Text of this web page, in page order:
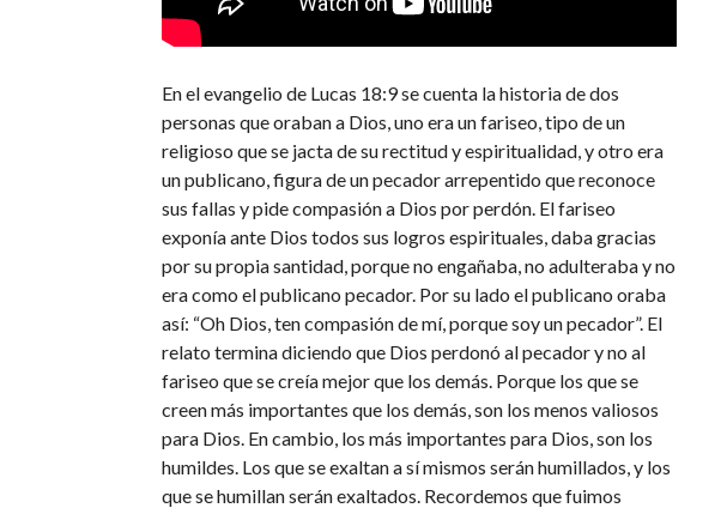
En el evangelio de Lucas 18:9 se cuenta la historia de dos
personas que oraban a Dios, uno era un fariseo, tipo de un
religioso que se jacta de su rectitud y espiritualidad, y otro era
un publicano, figura de un pecador arrepentido que reconoce
sus fallas y pide compasión a Dios por perdón. El fariseo
exponía ante Dios todos sus logros espirituales, daba gracias
por su propia santidad, porque no engañaba, no adulteraba y no
era como el publicano pecador. Por su lado el publicano oraba
así: “Oh Dios, ten compasión de mí, porque soy un pecador”. El
relato termina diciendo que Dios perdonó al pecador y no al
fariseo que se creía mejor que los demás. Porque los que se
creen más importantes que los demás, son los menos valiosos
para Dios. En cambio, los más importantes para Dios, son los
humildes. Los que se exaltan a sí mismos serán humillados, y los
que se humillan serán exaltados. Recordemos que fuimos